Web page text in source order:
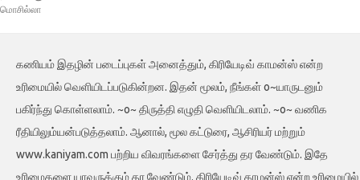
மொசில்லா
கணியம் இதழின் படைப்புகள் அனைத்தும், கிரியேடிவ் காமன்ஸ் என்ற
உரிமையில் வெளியிடப்படுகின்றன. இதன் மூலம், நீங்கள் o~யாருடனும்
பகிர்ந்து கொள்ளலாம். ~o~ திருத்தி எழுதி வெளியிடலாம். ~o~ வணிக
ரீதியிலும்யன்படுத்தலாம். ஆனால், மூல கட்டுரை, ஆசிரியர் மற்றும்
www.kaniyam.com பற்றிய விவரங்களை சேர்த்து தர வேண்டும். இதே
உரிமைகளை யாவருக்கும் தர வேண்டும். கிரியேடிவ் காமன்ஸ் என்ற உரிமையில்